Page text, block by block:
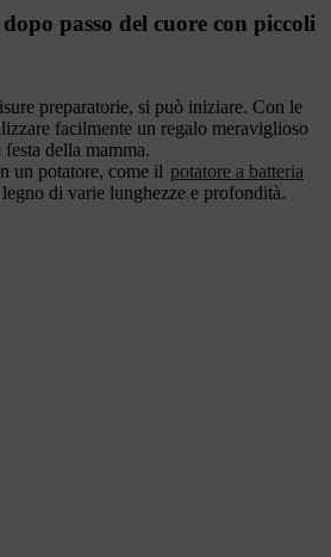
passo del cuore con piccoli
preparatorie, si può iniziare. Con le
facilmente un regalo meraviglioso
della mamma.
un potatore, come il potatore a batteria
di varie lunghezze e profondità.